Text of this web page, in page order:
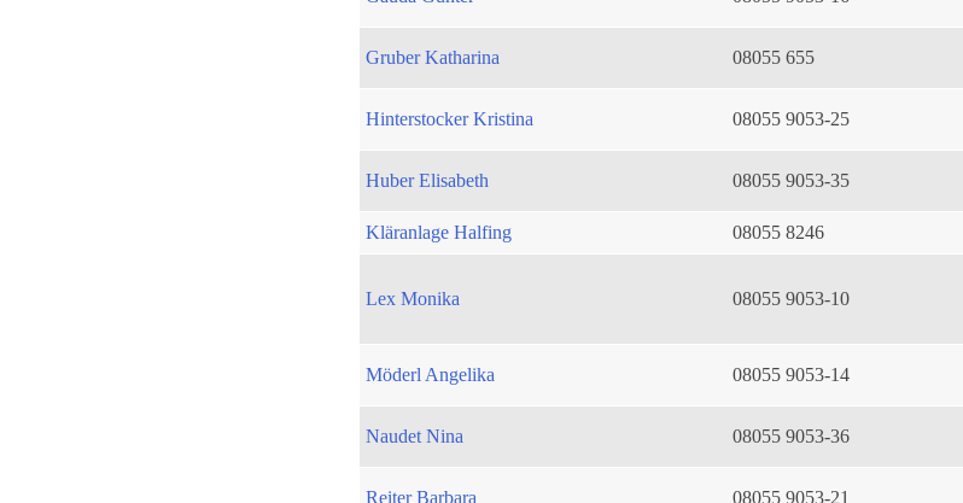
Gruber Katharina 08055 655
Hinterstocker Kristina 08055 9053-25
Huber Elisabeth 08055 9053-35
Kläranlage Halfing
08055 8246
Lex Monika 08055 9053-10
Möderl Angelika 08055 9053-14
Naudet Nina 08055 9053-36
Reiter Barbara 08055 9053-21